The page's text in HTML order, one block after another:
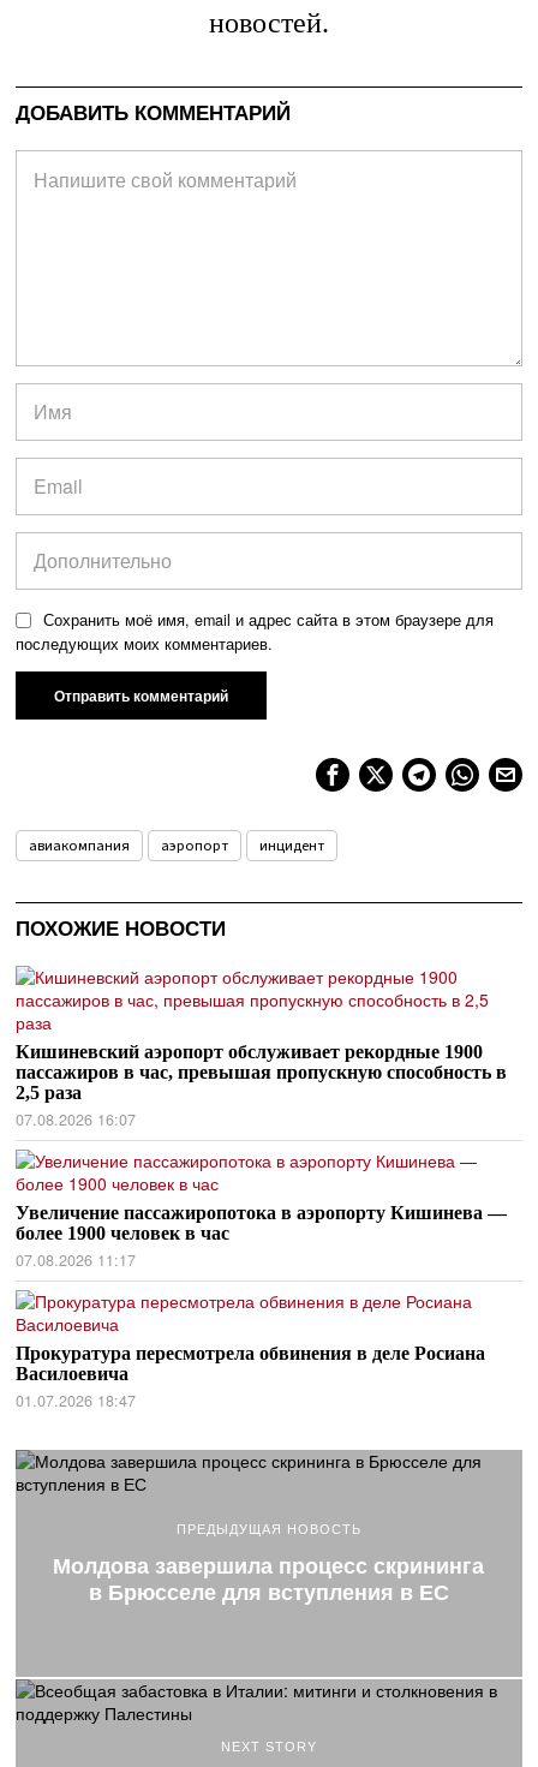
новостей.
ДОБАВИТЬ КОММЕНТАРИЙ
Сохранить моё имя, email и адрес сайта в этом браузере для
последующих моих комментариев.
авиакомпания аэропорт инцидент
ПОХОЖИЕ НОВОСТИ
Кишиневский аэропорт обслуживает рекордные 1900
пассажиров в час, превышая пропускную способность в
2,5 раза
07.08.2026 16:07
Увеличение пассажиропотока в аэропорту Кишинева —
более 1900 человек в час
07.08.2026 11:17
Прокуратура пересмотрела обвинения в деле Росиана
Василоевича
01.07.2026 18:47
ПРЕДЫДУЩАЯ НОВОСТЬ
Молдова завершила процесс скрининга
в Брюсселе для вступления в ЕС
NEXT STORY